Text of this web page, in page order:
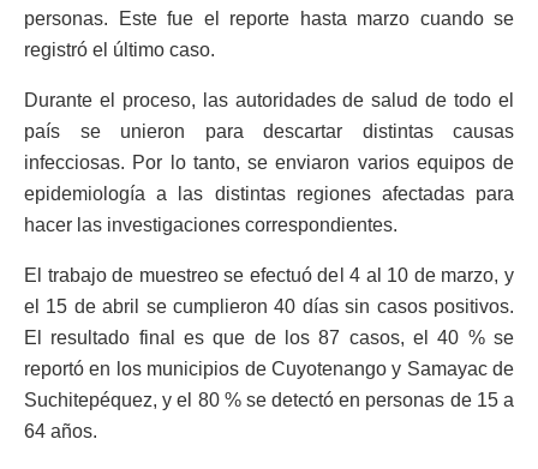
personas. Este fue el reporte hasta marzo cuando se
registró el último caso.
Durante el proceso, las autoridades de salud de todo el
país se unieron para descartar distintas causas
infecciosas. Por lo tanto, se enviaron varios equipos de
epidemiología a las distintas regiones afectadas para
hacer las investigaciones correspondientes.
El trabajo de muestreo se efectuó del 4 al 10 de marzo, y
el 15 de abril se cumplieron 40 días sin casos positivos.
El resultado final es que de los 87 casos, el 40 % se
reportó en los municipios de Cuyotenango y Samayac de
Suchitepéquez, y el 80 % se detectó en personas de 15 a
64 años.